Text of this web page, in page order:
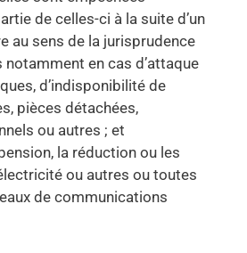
de celles-ci à la suite d’un
au sens de la jurisprudence
en cas d’attaque
d’indisponibilité de
pièces détachées,
ou autres ; et
la réduction ou les
ou autres ou toutes
de communications